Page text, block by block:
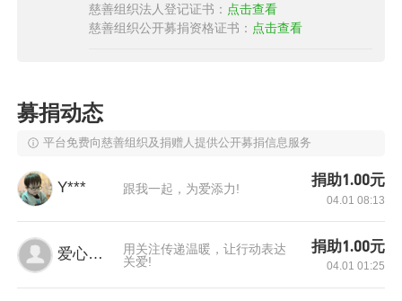
横纹肌肉瘤是一种高度恶性肿瘤，这次住院已经
波，为牛牛联系医院治疗，寻求社会帮助。最
终，通过中国红十字基金会互联网筹款为牛牛筹
疗。
“妈妈我想活下去”
慈善组织法人登记证书： 点击查看
慈善组织公开募捐资格证书： 点击查看
募捐动态
平台免费向慈善组织及捐赠人提供公开募捐信息服务
Y*** 跟我一起，为爱添力!
捐助1.00元
04.01 08:13
爱心网友
用关注传递温暖，让行动表达
关爱!
捐助1.00元
04.01 01:25